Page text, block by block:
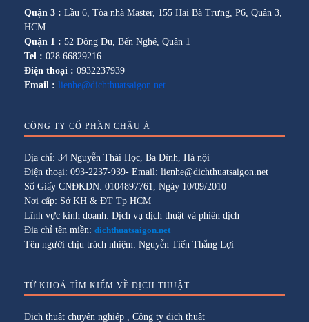
Quận 3 : Lầu 6, Tòa nhà Master, 155 Hai Bà Trưng, P6, Quận 3,
HCM
Quận 1 : 52 Đông Du, Bến Nghé, Quận 1
Tel : 028.66829216
Điện thoại : 0932237939
Email : lienhe@dichthuatsaigon.net
CÔNG TY CỔ PHẦN CHÂU Á
Địa chỉ: 34 Nguyễn Thái Học, Ba Đình, Hà nội
Điện thoại: 093-2237-939- Email: lienhe@dichthuatsaigon.net
Số Giấy CNĐKDN: 0104897761, Ngày 10/09/2010
Nơi cấp: Sở KH & ĐT Tp HCM
Lĩnh vực kinh doanh: Dịch vụ dịch thuật và phiên dịch
Địa chỉ tên miền: dichthuatsaigon.net
Tên người chịu trách nhiệm: Nguyễn Tiến Thắng Lợi
TỪ KHOÁ TÌM KIẾM VỀ DỊCH THUẬT
Dịch thuật chuyên nghiệp Công ty dịch thuật